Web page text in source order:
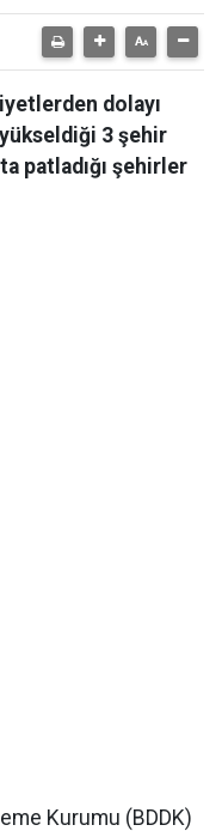
dolayı
yükseldiği 3 şehir
patladığı şehirler
Kurumu (BDDK)